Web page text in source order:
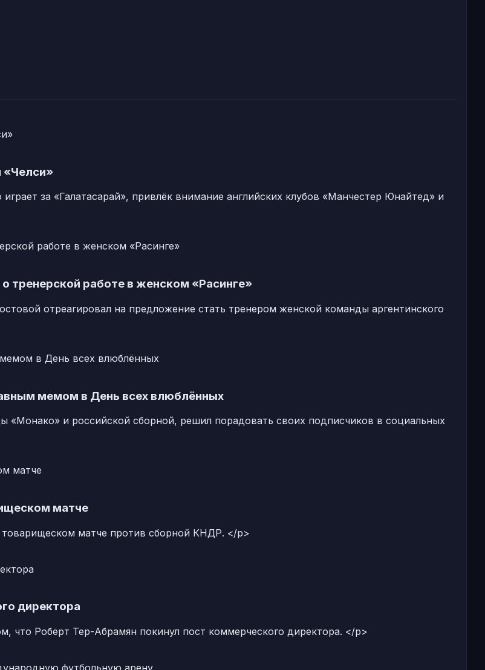
«Челси»
за «Галатасарай», привлёк внимание английских клубов «Манчестер Юнайтед» и
тренерской работе в женском «Расинге»
отреагировал на предложение стать тренером женской команды аргентинского
мемом в День всех влюблённых
«Монако» и российской сборной, решил порадовать своих подписчиков в социальных
матче
товарищеском матче против сборной КНДР. </p>
директора
что Роберт Тер-Абрамян покинул пост коммерческого директора. </p>